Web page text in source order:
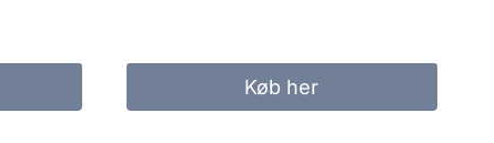
Køb her